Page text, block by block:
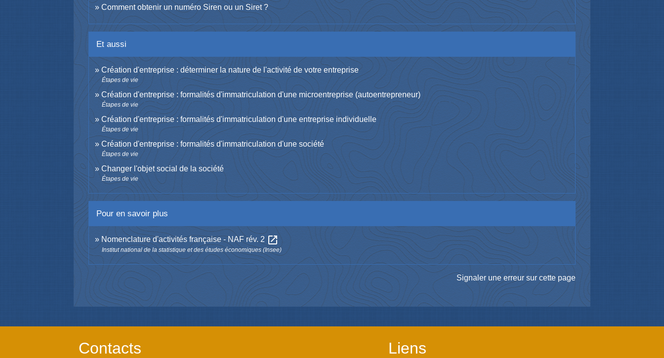
Comment obtenir un numéro Siren ou un Siret ?
Et aussi
Création d'entreprise : déterminer la nature de l'activité de votre entreprise
Étapes de vie
Création d'entreprise : formalités d'immatriculation d'une microentreprise (autoentrepreneur)
Étapes de vie
Création d'entreprise : formalités d'immatriculation d'une entreprise individuelle
Étapes de vie
Création d'entreprise : formalités d'immatriculation d'une société
Étapes de vie
Changer l'objet social de la société
Étapes de vie
Pour en savoir plus
Nomenclature d'activités française - NAF rév. 2 open_in_new
Institut national de la statistique et des études économiques (Insee)
Signaler une erreur sur cette page
Contacts Liens